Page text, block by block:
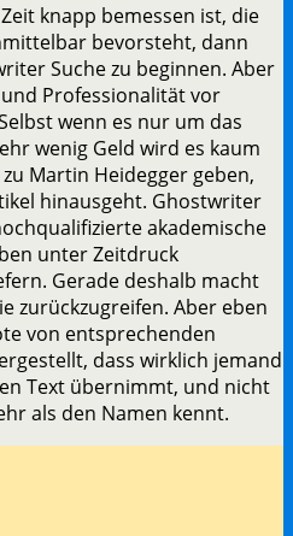
knapp bemessen ist, die
bevorsteht, dann
Suche zu beginnen. Aber
Professionalität vor
wenn es nur um das
wenig Geld wird es kaum
Martin Heidegger geben,
hinausgeht. Ghostwriter
akademische
unter Zeitdruck
Gerade deshalb macht
zurückzugreifen. Aber eben
von entsprechenden
dass wirklich jemand
Text übernimmt, und nicht
als den Namen kennt.